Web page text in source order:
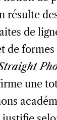
résulte
de
de
une